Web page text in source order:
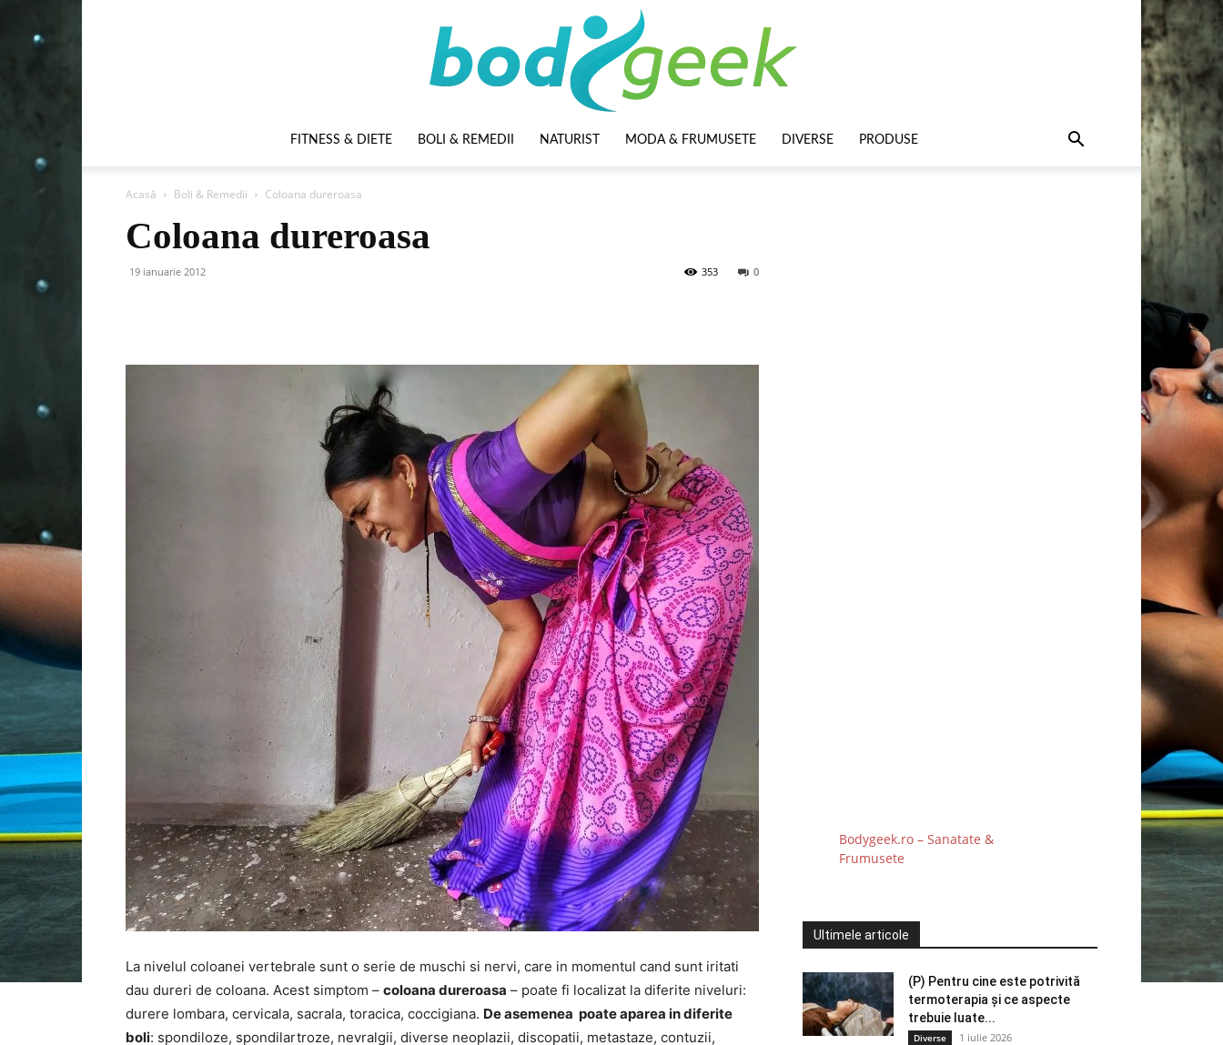
FITNESS & DIETE BOLI & REMEDII NATURIST MODA & FRUMUSETE DIVERSE PRODUSE
Acasă Boli & Remedii Coloana dureroasa
Coloana dureroasa
19 ianuarie 2012 0
353
La nivelul coloanei vertebrale sunt o serie de muschi si nervi, care in momentul cand sunt iritati
dau dureri de coloana. Acest simptom – coloana dureroasa – poate fi localizat la diferite niveluri:
durere lombara, cervicala, sacrala, toracica, coccigiana. De asemenea poate aparea in diferite
boli: spondiloze, spondilartroze, nevralgii, diverse neoplazii, discopatii, metastaze, contuzii,
Bodygeek.ro – Sanatate &
Frumusete
Ultimele articole
(P) Pentru cine este potrivită
termoterapia și ce aspecte
trebuie luate...
Diverse 1 iulie 2026